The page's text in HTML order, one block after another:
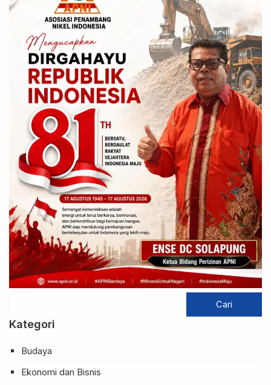
Kategori
Budaya
Ekonomi dan Bisnis